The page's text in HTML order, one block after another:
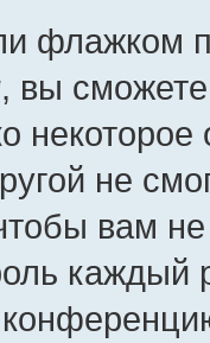
флажком
, вы
не
вам